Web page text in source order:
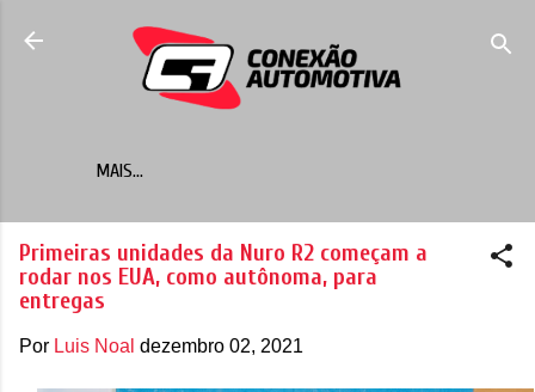
Pular para o conteúdo principal
MAIS…
Primeiras unidades da Nuro R2 começam a
rodar nos EUA, como autônoma, para
entregas
Por Luis Noal dezembro 02, 2021